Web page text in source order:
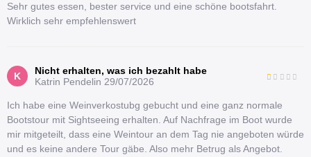
Sehr gutes essen, bester service und eine schöne bootsfahrt.
Wirklich sehr empfehlenswert
K
Nicht erhalten, was ich bezahlt habe
Katrin Pendelin 29/07/2026
Ich habe eine Weinverkostubg gebucht und eine ganz normale
Bootstour mit Sightseeing erhalten. Auf Nachfrage im Boot wurde
mir mitgeteilt, dass eine Weintour an dem Tag nie angeboten würde
und es keine andere Tour gäbe. Also mehr Betrug als Angebot.